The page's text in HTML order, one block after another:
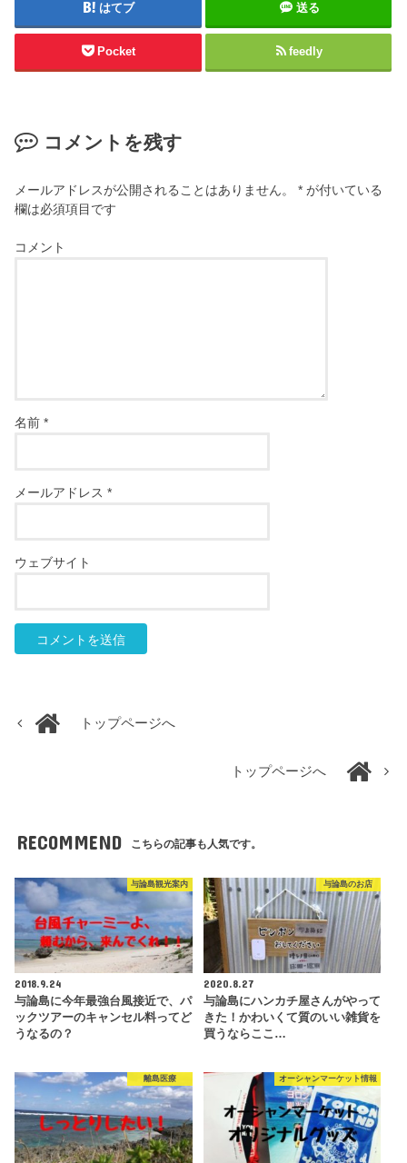
はてブ 送る
Pocket feedly
コメントを残す
メールアドレスが公開されることはありません。 * が付いている
欄は必須項目です
コメント
名前*
メールアドレス*
ウェブサイト
トップページへ
トップページへ
RECOMMEND こちらの記事も人気です。
与論島観光案内
2018.9.24
与論島に今年最強台風接近で、パ
ックツアーのキャンセル料ってど
うなるの？
与論島のお店
2020.8.27
与論島にハンカチ屋さんがやって
きた！かわいくて質のいい雑貨を
買うならここ…
離島医療 オーシャンマーケット情報